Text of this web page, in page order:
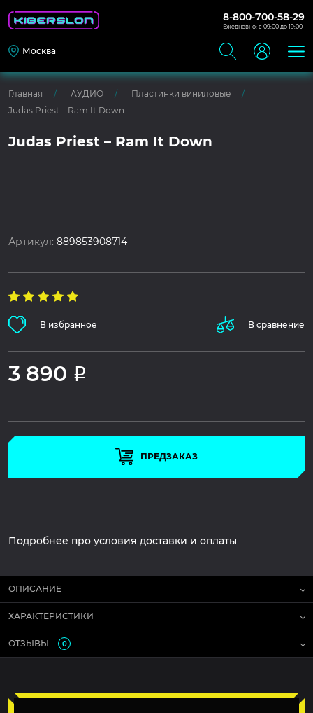
8-800-700-58-29
Ежедневно: с 09:00 до 19:00
Москва
Главная АУДИО
Пластинки виниловые
Judas Priest – Ram It Down
Judas Priest – Ram It Down
Артикул:889853908714
В избранное В сравнение
3 890 Р
ПРЕДЗАКАЗ
Подробнее про условия доставки и оплаты
ОПИСАНИЕ
ХАРАКТЕРИСТИКИ
ОТЗЫВЫ 0